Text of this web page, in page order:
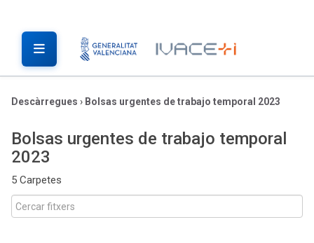
Descàrregues › Bolsas urgentes de trabajo temporal 2023
Bolsas urgentes de trabajo temporal
2023
5 Carpetes